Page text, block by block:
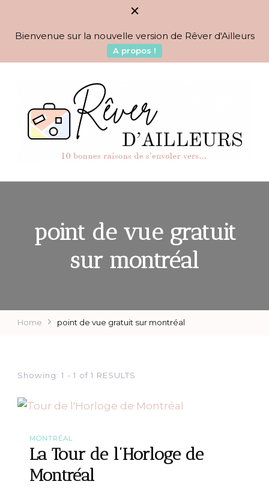
Bienvenue sur la nouvelle version de Rêver d'Ailleurs
A propos !
Rêver d'Ailleurs – 10
raisons de s'envoler vers…
BLOG VOYAGES DEPUIS 2010
point de vue gratuit
sur montréal
Home point de vue gratuit sur montréal
Showing: 1 - 1 of 1 RESULTS
MONTRÉAL
La Tour de l’Horloge de
Montréal